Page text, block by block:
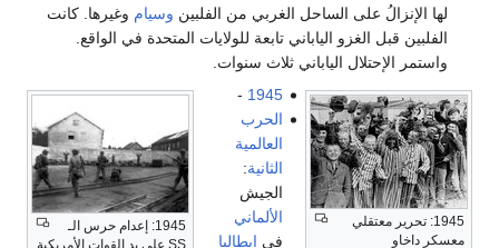
على الساحل الغربي من الفلبين وسياموغيرها. كانت
الياباني تابعة للولايات المتحدة في الواقع.
الياباني ثلاث سنوات.
1945: إعدام حرس الـ
1945
-
الحرب
العالمية
الثانية:
الجيش
الألماني
في